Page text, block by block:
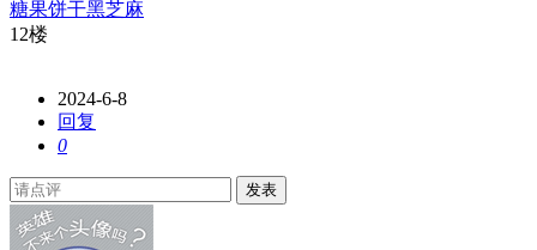
糖果饼干黑芝麻
12楼
2024-6-8
回复
0
发表